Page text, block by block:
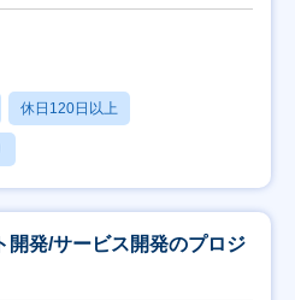
休日120日以上
開発/サービス開発のプロジ